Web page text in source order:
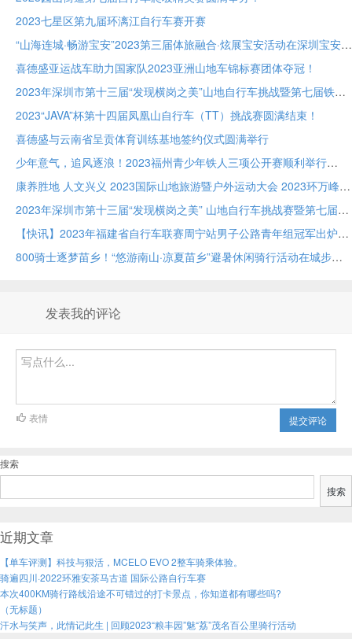
2023七星区第九届环漓江自行车赛开赛
“山海连城·畅游宝安”2023第三届体旅融合·炫展宝安活动在深圳宝安成功举办
喜德盛亚运战车助力国家队2023亚洲山地车锦标赛团体夺冠！
2023年深圳市第十三届“发现横岗之美”山地自行车挑战暨第七届铁人两项接力赛圆满成功
2023“JAVA”杯第十四届凤凰山自行车（TT）挑战赛圆满结束！
喜德盛与云南省呈贡体育训练基地签约仪式圆满举行
少年意气，追风逐浪！2023福州青少年铁人三项公开赛顺利举行
康养胜地 人文兴义 2023国际山地旅游暨户外运动大会 2023环万峰林国际山地自行车赛鸣枪开赛
2023年深圳市第十三届“发现横岗之美” 山地自行车挑战赛暨第七届铁人二项接力赛
【快讯】2023年福建省自行车联赛周宁站男子公路青年组冠军出炉！
800骑士逐梦苗乡！“悠游南山·凉夏苗乡”避暑休闲骑行活动在城步苗族自治县举行！
发表我的评论
提交评论
表情
搜索
搜索
近期文章
【单车评测】科技与狠活，MCELO EVO 2整车骑乘体验。
骑遍四川·2022环雅安茶马古道 国际公路自行车赛
本次400KM骑行路线沿途不可错过的打卡景点，你知道都有哪些吗?
（无标题）
汗水与笑声，此情记此生 | 回顾2023“粮丰园”魅“荔”茂名百公里骑行活动